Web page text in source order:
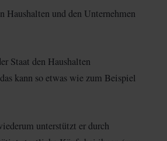
Haushalten und den Unternehmen
Staat den Haushalten
kann so etwas wie zum Beispiel
unterstützt er durch